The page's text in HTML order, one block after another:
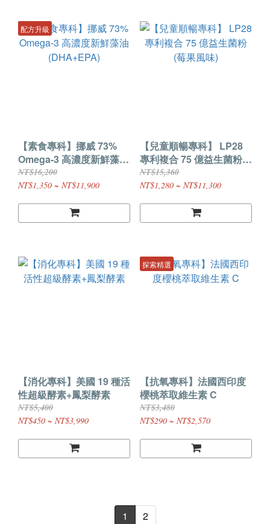
配方升級
【素食專科】挪威 73%
Omega-3 高濃度新鮮藻油
(DHA+EPA)
NT$16,200
NT$1,350 ~ NT$11,900
【兒童順暢專科】 LP28
專利複合 75 億益生菌粉
(莓果風味)
NT$15,360
NT$1,280 ~ NT$11,300
【消化專科】美國 19 種活
性超級酵素+鳳梨酵素
NT$5,400
NT$450 ~ NT$3,990
探索精選
【抗氧專科】法國西印度
櫻桃萃取維生素 C
NT$3,480
NT$290 ~ NT$2,570
1 2